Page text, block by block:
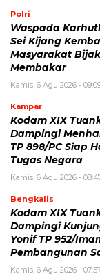
Polri
Waspada
Sei Kijang
Masyarakat
Membakar
Kamis, 6 Agu 2026 -
Kampar
Kodam XIX
Dampingi
TP 898/PC Siap
Tugas Negara
Kamis, 6 Agu 2026 -
Bengkalis
Kodam XIX
Dampingi
Yonif TP 952/
Pembangunan
Kamis, 6 Agu 2026 -